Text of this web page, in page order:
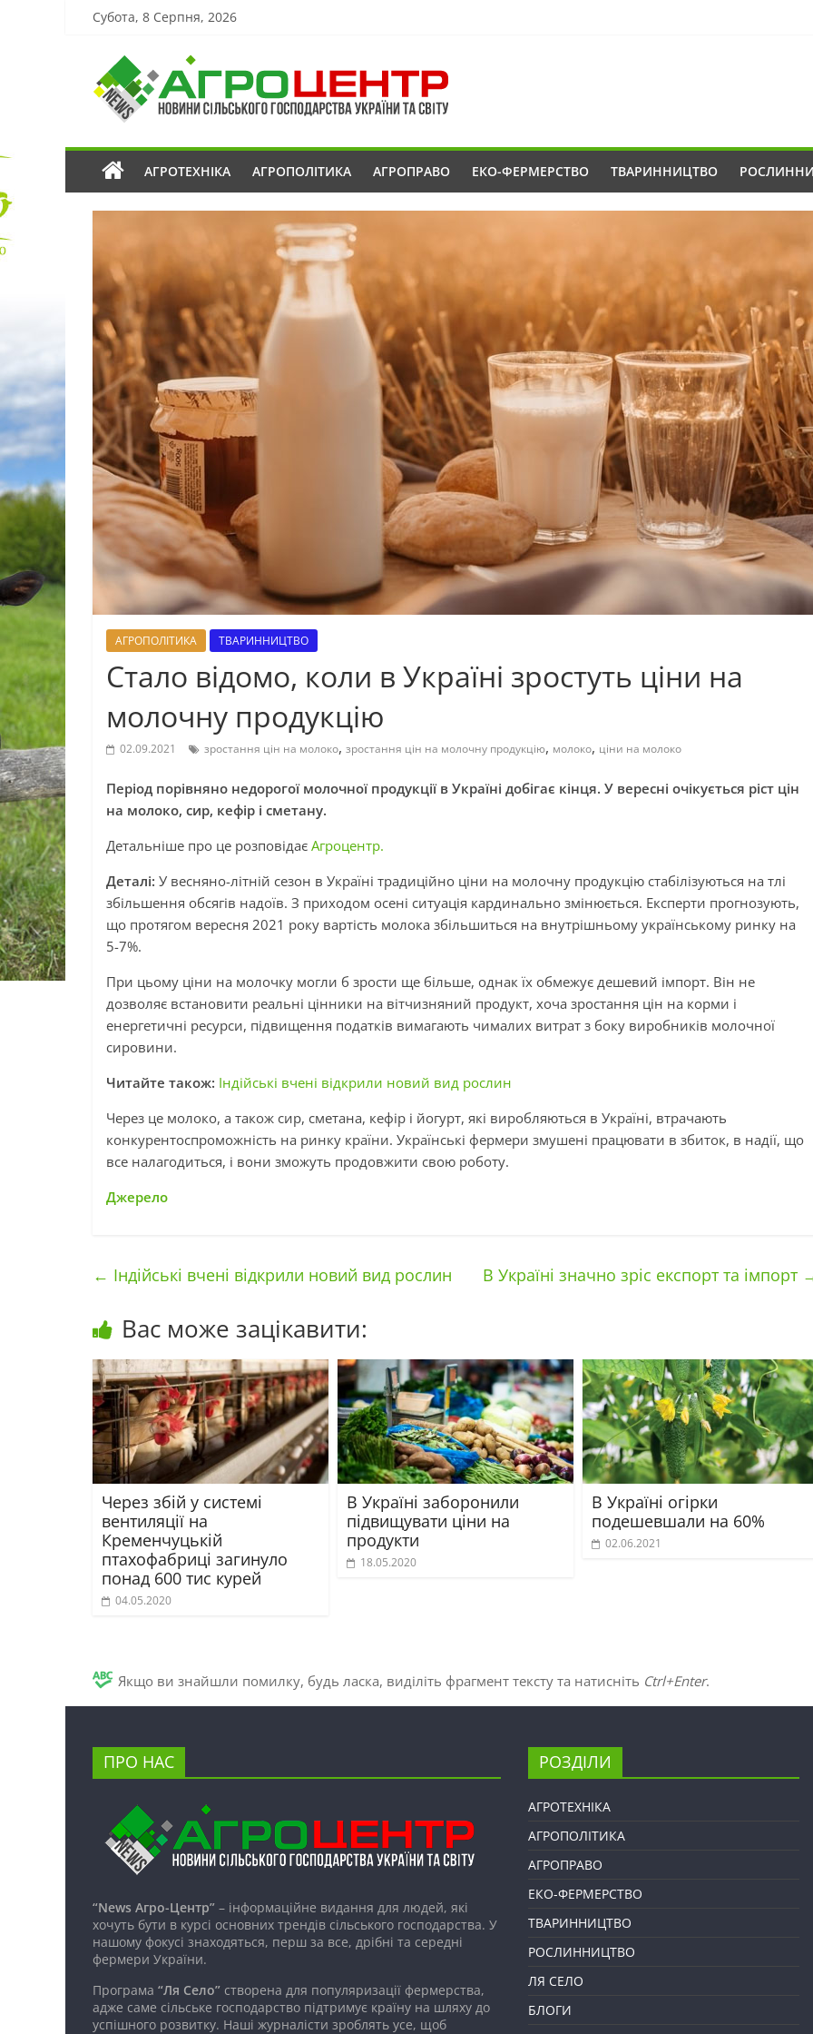
Субота, 8 Серпня, 2026
АГРОТЕХНІКА АГРОПОЛІТИКА АГРОПРАВО ЕКО-ФЕРМЕРСТВО ТВАРИННИЦТВО
АГРОПОЛІТИКА ТВАРИННИЦТВО
Стало відомо, коли в Україні зростуть ціни на
молочну продукцію
02.09.2021 зростання цін на молоко, зростання цін на молочну продукцію, молоко, ціни на молоко
Період порівняно недорогої молочної продукції в Україні добігає кінця. У вересні очікується ріст цін
на молоко, сир, кефір і сметану.
Детальніше про це розповідає Агроцентр.
Деталі: У весняно-літній сезон в Україні традиційно ціни на молочну продукцію стабілізуються на тлі
збільшення обсягів надоїв. З приходом осені ситуація кардинально змінюється. Експерти прогнозують,
що протягом вересня 2021 року вартість молока збільшиться на внутрішньому українському ринку на
5-7%.
При цьому ціни на молочку могли б зрости ще більше, однак їх обмежує дешевий імпорт. Він не
дозволяє встановити реальні цінники на вітчизняний продукт, хоча зростання цін на корми і
енергетичні ресурси, підвищення податків вимагають чималих витрат з боку виробників молочної
сировини.
Читайте також: Індійські вчені відкрили новий вид рослин
Через це молоко, а також сир, сметана, кефір і йогурт, які виробляються в Україні, втрачають
конкурентоспроможність на ринку країни. Українські фермери змушені працювати в збиток, в надії, що
все налагодиться, і вони зможуть продовжити свою роботу.
Джерело
← Індійські вчені відкрили новий вид рослин В Україні значно зріс експорт та імпорт
Вас може зацікавити:
Через збій у системі
вентиляції на
Кременчуцькій
птахофабриці загинуло
понад 600 тис курей
04.05.2020
В Україні заборонили
підвищувати ціни на
продукти
18.05.2020
В Україні огірки
подешевшали на 60%
02.06.2021
Якщо ви знайшли помилку, будь ласка, виділіть фрагмент тексту та натисніть Ctrl+Enter.
ПРО НАС
“News Агро-Центр” – інформаційне видання для людей, які
хочуть бути в курсі основних трендів сільського господарства. У
нашому фокусі знаходяться, перш за все, дрібні та середні
фермери України.
Програма “Ля Село” створена для популяризації фермерства,
адже саме сільське господарство підтримує країну на шляху до
успішного розвитку. Наші журналісти зроблять усе, щоб
РОЗДІЛИ
АГРОТЕХНІКА
АГРОПОЛІТИКА
АГРОПРАВО
ЕКО-ФЕРМЕРСТВО
ТВАРИННИЦТВО
РОСЛИННИЦТВО
ЛЯ СЕЛО
БЛОГИ